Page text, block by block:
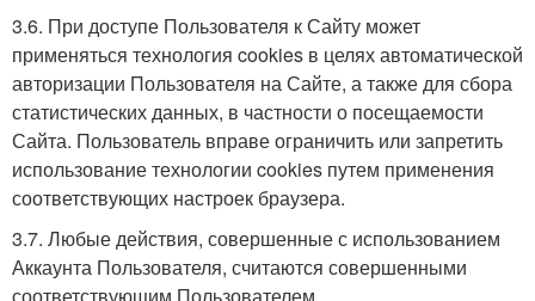
3.6. При доступе Пользователя к Сайту может
применяться технология cookies в целях автоматической
авторизации Пользователя на Сайте, а также для сбора
статистических данных, в частности о посещаемости
Сайта. Пользователь вправе ограничить или запретить
использование технологии cookies путем применения
соответствующих настроек браузера.
3.7. Любые действия, совершенные с использованием
Аккаунта Пользователя, считаются совершенными